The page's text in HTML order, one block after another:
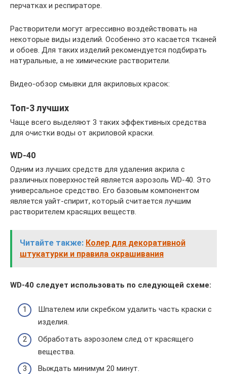
перчатках и респираторе.
Растворители могут агрессивно воздействовать на
некоторые виды изделий. Особенно это касается тканей
и обоев. Для таких изделий рекомендуется подбирать
натуральные, а не химические растворители.
Видео-обзор смывки для акриловых красок:
Топ-3 лучших
Чаще всего выделяют 3 таких эффективных средства
для очистки воды от акриловой краски.
WD-40
Одним из лучших средств для удаления акрила с
различных поверхностей является аэрозоль WD-40. Это
универсальное средство. Его базовым компонентом
является уайт-спирит, который считается лучшим
растворителем красящих веществ.
Читайте также: Колер для декоративной
штукатурки и правила окрашивания
WD-40 следует использовать по следующей схеме:
Шпателем или скребком удалить часть краски с
изделия.
Обработать аэрозолем след от красящего
вещества.
Выждать минимум 20 минут.